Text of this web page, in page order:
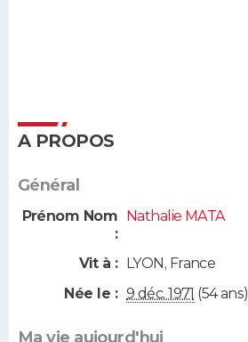
A PROPOS
Général
Prénom Nom
:
Nathalie MATA
Vit à : LYON, France
Née le : 9 déc. 1971 (54 ans)
Ma vie aujourd'hui